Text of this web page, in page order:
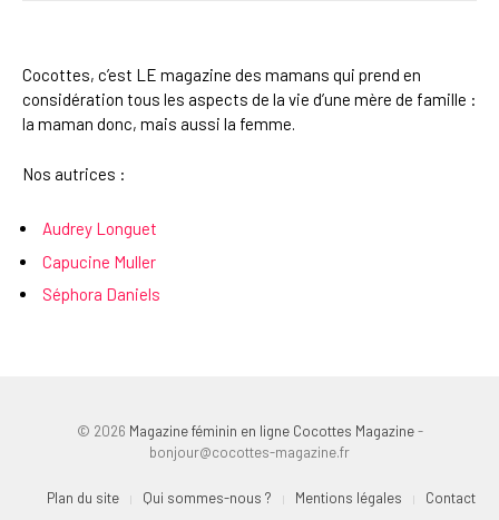
Cocottes, c’est LE magazine des mamans qui prend en
considération tous les aspects de la vie d’une mère de famille :
la maman donc, mais aussi la femme.
Nos autrices :
Audrey Longuet
Capucine Muller
Séphora Daniels
© 2026 Magazine féminin en ligne Cocottes Magazine-
bonjour@cocottes-magazine.fr
Plan du site Qui sommes-nous ? Mentions légales Contact